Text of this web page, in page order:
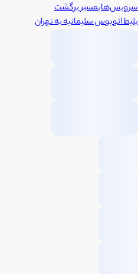
سرویس‌هایمسیر برگشت
بلیط اتوبوسسلیمانیهبهتهران